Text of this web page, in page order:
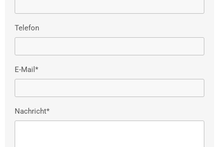
Telefon
E-Mail*
Nachricht*